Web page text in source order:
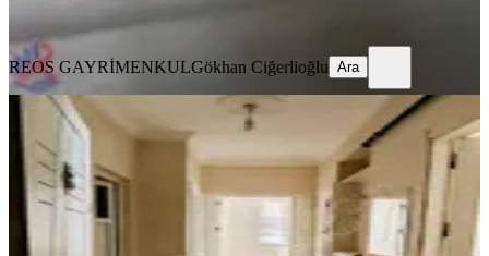
REOS GAYRİMENKULGökhan Ciğerlioğlu Ara
YENİ
Reos Tan 2+1 Kiralık Abdülhamitte
Onikişubat, Abdülhamid Han Mahallesi
100 m² 5. Kat ·05.08.2026